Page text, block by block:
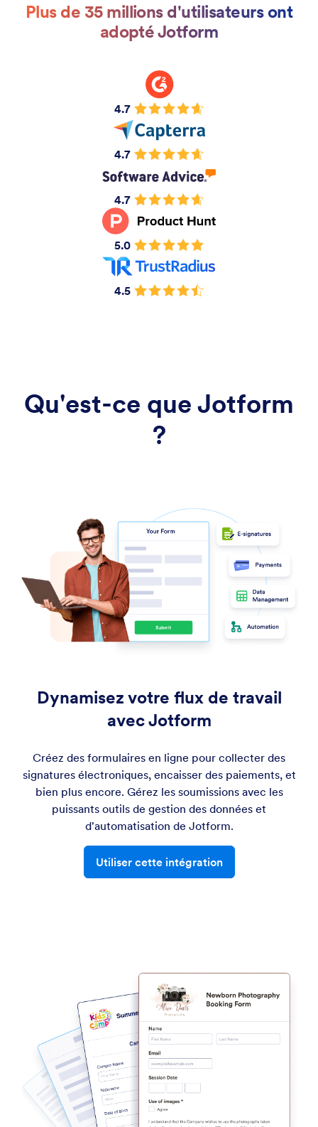
Plus de 35 millions d'utilisateurs ont
adopté Jotform
4.7
4.7
4.7
5.0
4.5
Qu'est-ce que Jotform
?
Dynamisez votre flux de travail
avec Jotform
Créez des formulaires en ligne pour collecter des
signatures électroniques, encaisser des paiements, et
bien plus encore. Gérez les soumissions avec les
puissants outils de gestion des données et
d'automatisation de Jotform.
Utiliser cette intégration